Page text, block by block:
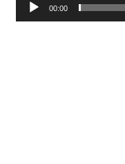
00:00